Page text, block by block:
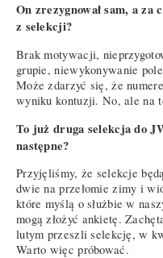
On zrezygnował sam, a za
z selekcji?
Brak motywacji,
grupie, niewykonywanie
Może zdarzyć się, że
wyniku kontuzji. No, ale na
To już druga selekcja do
następne?
Przyjęliśmy, że selekcje
dwie na przełomie zimy i
które myślą o służbie w
mogą złożyć ankietę.
lutym przeszli selekcję, w
Warto więc próbować.